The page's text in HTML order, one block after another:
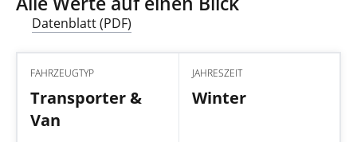
Datenblatt (PDF)
FAHRZEUGTYP
Transporter &
Van
JAHRESZEIT
Winter